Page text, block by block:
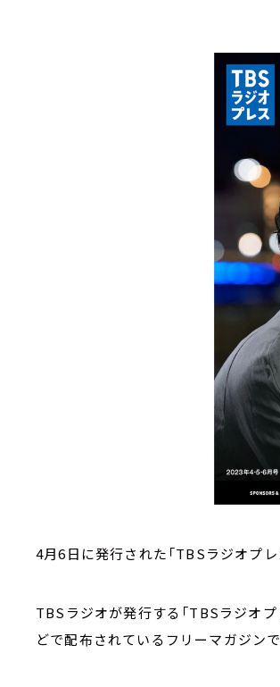
4月6日に発行された「TBSラジオプレ
TBSラジオが発行する「TBSラジオプ
どで配布されているフリーマガジンで